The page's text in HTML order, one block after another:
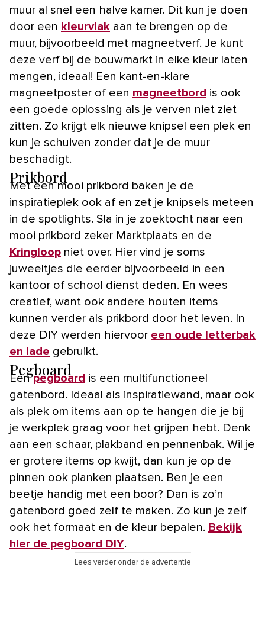
muur al snel een halve kamer. Dit kun je doen
door een kleurvlak aan te brengen op de
muur, bijvoorbeeld met magneetverf. Je kunt
deze verf bij de bouwmarkt in elke kleur laten
mengen, ideaal! Een kant-en-klare
magneetposter of een magneetbord is ook
een goede oplossing als je verven niet ziet
zitten. Zo krijgt elk nieuwe knipsel een plek en
kun je schuiven zonder dat je de muur
beschadigt.
Prikbord
Met een mooi prikbord baken je de
inspiratieplek ook af en zet je knipsels meteen
in de spotlights. Sla in je zoektocht naar een
mooi prikbord zeker Marktplaats en de
Kringloop niet over. Hier vind je soms
juweeltjes die eerder bijvoorbeeld in een
kantoor of school dienst deden. En wees
creatief, want ook andere houten items
kunnen verder als prikbord door het leven. In
deze DIY werden hiervoor een oude letterbak
en lade gebruikt.
Pegboard
Eenpegboard is een multifunctioneel
gatenbord. Ideaal als inspiratiewand, maar ook
als plek om items aan op te hangen die je bij
je werkplek graag voor het grijpen hebt. Denk
aan een schaar, plakband en pennenbak. Wil je
er grotere items op kwijt, dan kun je op de
pinnen ook planken plaatsen. Ben je een
beetje handig met een boor? Dan is zo’n
gatenbord goed zelf te maken. Zo kun je zelf
ook het formaat en de kleur bepalen. Bekijk
hier de pegboard DIY.
Lees verder onder de advertentie